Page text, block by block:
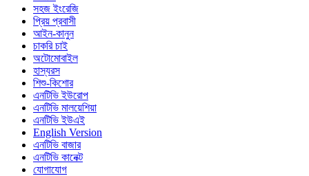
সহজ ইংরেজি
প্রিয় প্রবাসী
আইন-কানুন
চাকরি চাই
অটোমোবাইল
হাস্যরস
শিশু-কিশোর
এনটিভি ইউরোপ
এনটিভি মালয়েশিয়া
এনটিভি ইউএই
English Version
এনটিভি বাজার
এনটিভি কানেক্ট
যোগাযোগ